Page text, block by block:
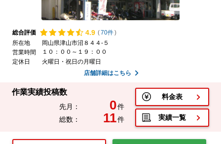
総合評価 4.9 (70件)
所在地
岡山県津山市沼８４４-５
営業時間
１０：００～１９：００
定休日
火曜日・祝日の月曜日
店舗詳細はこちら
作業実績投稿数
先月： 0件
総数：
11件
料金表
実績一覧